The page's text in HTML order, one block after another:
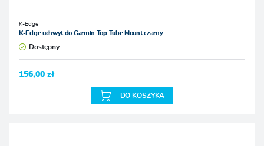
K-Edge
K-Edge uchwyt do Garmin Top Tube Mount czarny
Dostępny
156,00 zł
DO KOSZYKA